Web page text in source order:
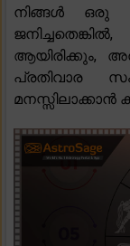
നിങ്ങൾ ഒരു
ആയിരിക്കും,
പ്രതിവാര
മനസ്സിലാക്കാൻ